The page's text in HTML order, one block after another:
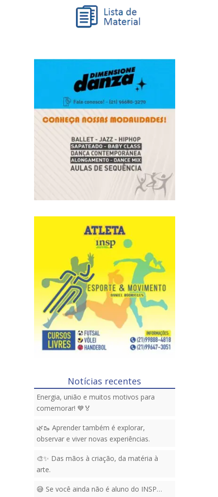
Notícias recentes
Energia, união e muitos motivos para
comemorar! 💙🏅
🌿🥾 Aprender também é explorar,
observar e viver novas experiências.
🎨✨ Das mãos à criação, da matéria à
arte.
😅 Se você ainda não é aluno do INSP…